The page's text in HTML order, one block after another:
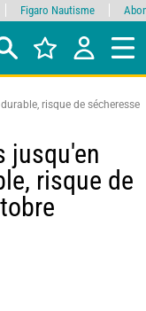
risque de sécheresse
jusqu'en
risque de
Figaro Nautisme